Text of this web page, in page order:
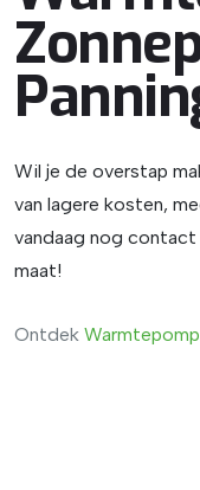
Wil je de overstap
van lagere kosten,
vandaag nog
maat!
Ontdek Warmtepomp